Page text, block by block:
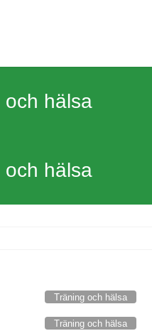
och hälsa
och hälsa
Träning och hälsa
Träning och hälsa